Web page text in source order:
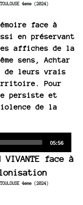
4eme (2024)
face à
en préservant
affiches de la
sens, Achtar
de leurs vrais
Pour
persiste et
de la
Total
05:56
face à
4eme (2024)